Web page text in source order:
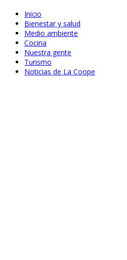
Inicio
Bienestar y salud
Medio ambiente
Cocina
Nuestra gente
Turismo
Noticias de La Coope